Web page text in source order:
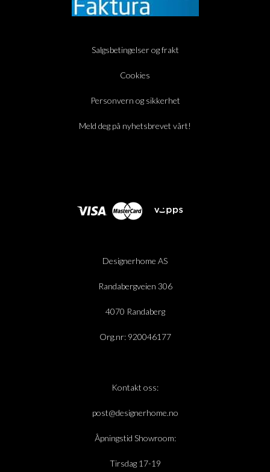
Salgsbetingelser og frakt
Cookies
Personvern og sikkerhet
Meld deg på nyhetsbrevet vårt!
Designerhome AS
Randabergveien 306
4070 Randaberg
Org.nr: 920046177
Kontakt oss:
post@designerhome.no
Åpningstid Showroom:
Tirsdag 17-19